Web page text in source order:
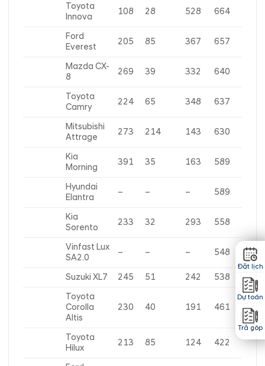
Toyota
Innova
108 28 528 664
Ford
Everest
205 85 367 657
Mazda CX-
8
269 39 332 640
Toyota
Camry
224 65 348 637
Mitsubishi
Attrage
273 214 143 630
Kia
Morning
391 35 163 589
Hyundai
Elantra
– – – 589
Kia
Sorento
233 32 293 558
Vinfast Lux
SA2.0
– – – 548
Suzuki XL7 245 51 242
538
Toyota
Corolla
Altis
230 40 191 461
Toyota
Hilux
213 85 124 422
Đặt lịch
Dự toán
Trả góp